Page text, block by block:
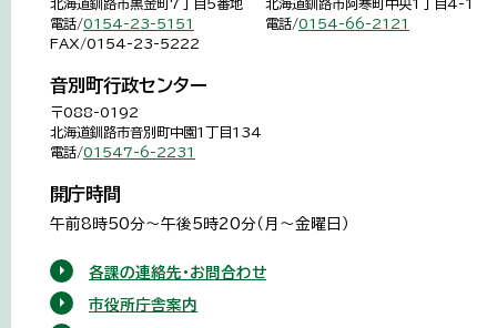
北海道釧路市黒金町7丁目5番地
電話/0154-23-5151
FAX/0154-23-5222
北海道釧路市阿寒町中央1丁目4-1
電話/0154-66-2121
音別町行政センター
〒088-0192
北海道釧路市音別町中園1丁目134
電話/01547-6-2231
開庁時間
午前8時50分～午後5時20分（月～金曜日）
各課の連絡先・お問合わせ
市役所庁舎案内